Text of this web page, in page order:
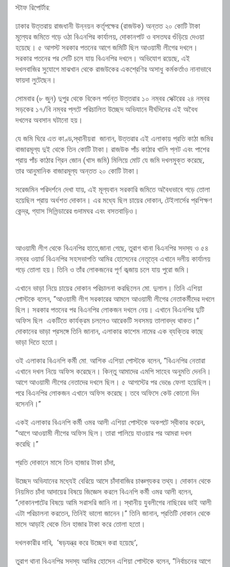
স্টাফ রিপোর্টার:
ঢাকার উত্তরায় রাজধানী উন্নয়ন কর্তৃপক্ষের (রাজউক) অন্তত ২০ কোটি টাকা
মূল্যের জমিতে গড়ে ওঠা বিএনপির কার্যালয়, দোকানপাট ও বসতঘর গুঁড়িয়ে দেওয়া
হয়েছে। ৫ আগস্ট সরকার পতনের আগে জমিটি ছিল আওয়ামী লীগের দখলে।
সরকার পতনের পর সেটি চলে যায় বিএনপির দখলে। অভিযোগ রয়েছে, এই
দখলবাজির সুযোগে মাঝখান থেকে রাজউকের একশ্রেণির অসাধু কর্মকর্তাও নানাভাবে
ফায়দা লুটেছেন।
সোমবার (৮ জুন) দুপুর থেকে বিকেল পর্যন্ত উত্তরার ১০ নম্বর সেক্টরের ২৪ নম্বর
সড়কের ১৭/বি নম্বর প্লটে পরিচালিত উচ্ছেদ অভিযানে দীর্ঘদিনের এই অবৈধ
দখলের অবসান ঘটানো হয়।
যে জমি ঘিরে এত কাণ্ড,স্থানীয়রা জানান, উত্তরার এই এলাকায় প্রতি কাঠা জমির
বাজারমূল্য দুই থেকে তিন কোটি টাকা। রাজউক পাঁচ কাঠার খালি প্লট এবং পাশের
প্রায় পাঁচ কাঠার গ্রিন জোন (খাস জমি) মিলিয়ে মোট যে জমি দখলমুক্ত করেছে,
তার আনুমানিক বাজারমূল্য অন্তত ২০ কোটি টাকা।
সরেজমিন পরিদর্শনে দেখা যায়, এই মূল্যবান সরকারি জমিতে অবৈধভাবে গড়ে তোলা
হয়েছিল প্রায় অর্ধশত দোকান। এর মধ্যে ছিল চায়ের দোকান, টেইলার্সের প্রশিক্ষণ
কেন্দ্র, গ্যাস সিলিন্ডারের গুদামঘর এবং বসতবাড়িও।
আওয়ামী লীগ থেকে বিএনপির হাতে,জানা গেছে, তুরাগ থানা বিএনপির সদস্য ও ৫৪
নম্বর ওয়ার্ড বিএনপির সহসভাপতি আমির হোসেনের নেতৃত্বে এখানে দলীয় কার্যালয়
গড়ে তোলা হয়। তিনি ও তাঁর লোকজনের পূর্ণ কব্জায় চলে যায় পুরো জমি।
এখানে ভাড়া নিয়ে চায়ের দোকান পরিচালনা করছিলেন মো. দুলাল। তিনি এশিয়া
পোস্টকে বলেন, “আওয়ামী লীগ সরকারের আমলে আওয়ামী লীগের নেতাকর্মীদের দখলে
ছিল। সরকার পতনের পর বিএনপির লোকজন দখলে নেয়। এখানে বিএনপির দুটি
অফিস ছিল একটিতে কার্যক্রম চললেও আরেকটি সবসময় তালাবদ্ধ থাকত।”
দোকানের ভাড়া প্রসঙ্গে তিনি জানান, এলাকার কাশেম নামের এক ব্যক্তির কাছে
ভাড়া দিতে হতো।
ওই এলাকার বিএনপি কর্মী মো. আশিক এশিয়া পোস্টকে বলেন, “বিএনপির নেতারা
এখানে দখল নিয়ে অফিস করেছেন। কিন্তু আমাদের এমপি সাহেব অনুমতি দেননি।
আগে আওয়ামী লীগের নেতাদের দখলে ছিল। ৫ আগস্টের পর ভেঙে ফেলা হয়েছিল।
পরে বিএনপির লোকজন এখানে অফিস করেছে। তবে অফিসে কেউ কোনো দিন
বসেননি।”
একই এলাকার বিএনপি কর্মী ওমর আলী এশিয়া পোস্টকে অকপটে স্বীকার করেন,
“আগে আওয়ামী লীগের অফিস ছিল। তারা পালিয়ে যাওয়ার পর আমরা দখল
করেছি।”
প্রতি দোকানে মাসে তিন হাজার টাকা চাঁদা,
উচ্ছেদ অভিযানের মধ্যেই বেরিয়ে আসে চাঁদাবাজির চাঞ্চল্যকর তথ্য। দোকান থেকে
নিয়মিত চাঁদা আদায়ের বিষয়ে জিজ্ঞেস করলে বিএনপি কর্মী ওমর আলী বলেন,
“দোকানপাটের বিষয়ে আমি সরাসরি জানি না। স্থানীয় যুবলীগের নাছিরের ভাই আলী
এটা পরিচালনা করতেন, তিনিই ভালো জানেন।” তিনি জানান, প্রতিটি দোকান থেকে
মাসে আড়াই থেকে তিন হাজার টাকা করে তোলা হতো।
দখলকারীর দাবি, ‘ষড়যন্ত্র করে উচ্ছেদ করা হয়েছে’,
তুরাগ থানা বিএনপির সদস্য আমির হোসেন এশিয়া পোস্টকে বলেন, “নির্বাচনের আগে